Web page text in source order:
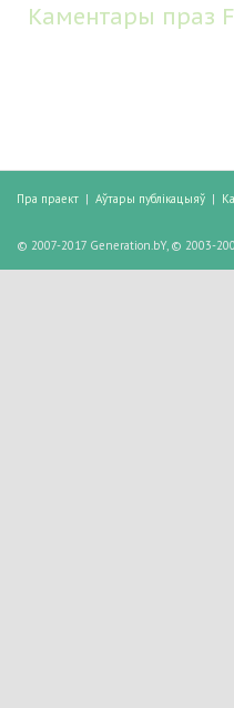
Каментары праз
Пра праект | Аўтары публікацыяў |
© 2007-2017 Generation.bY, © 2003-